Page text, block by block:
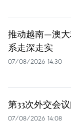
推动越南—澳
系走深走实
07/08/2026 14:30
第33次外交会
07/08/2026 14:08